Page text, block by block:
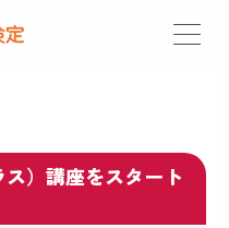
）講座をスタート